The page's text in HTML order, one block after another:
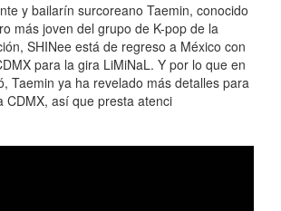
y bailarín surcoreano Taemin, conocido
más joven del grupo de K-pop de la
SHINee está de regreso a México con
para la gira LiMiNaL. Y por lo que en
Taemin ya ha revelado más detalles para
CDMX, así que presta atenci